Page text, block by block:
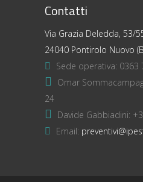
Contatti
Via Grazia Deledda, 53/
24040 Pontirolo Nuovo
Sede operativa: 0363
Omar
24
Davide Gabbiadini:
Email: